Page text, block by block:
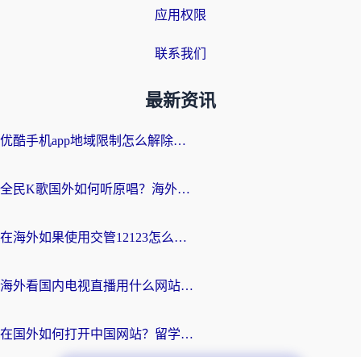
应用权限
联系我们
最新资讯
优酷手机app地域限制怎么解除？海外党亲测有效的追剧方案
全民K歌国外如何听原唱？海外党亲测有效的回国加速器选择指南
在海外如果使用交管12123怎么处理？留学生亲测有效的回国加速方案
海外看国内电视直播用什么网站比较好？一篇解决你所有追剧难题的实用指南
在国外如何打开中国网站？留学生与海外华人的无缝访问指南